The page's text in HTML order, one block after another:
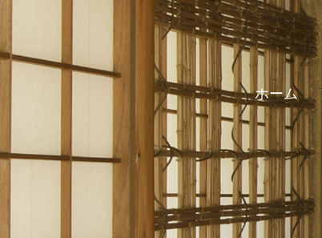
ホーム